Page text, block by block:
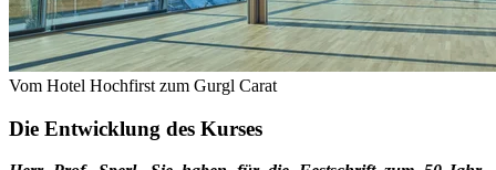
Vom Hotel Hochfirst zum Gurgl Carat
Die Entwicklung des Kurses